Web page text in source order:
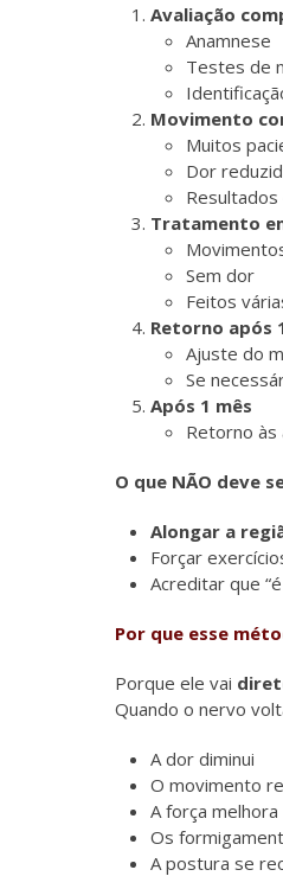
Avaliação
Anamnese
Testes de
Movimento
Muitos
Dor
Tratamento
Sem dor
Feitos
Retorno após
Ajuste do
Se
Após 1 mês
Retorno às
O que NÃO deve
Alongar a
Forçar
Acreditar que
Por que esse
Porque ele vai
Quando o nervo
A dor diminui
O movimento
A força melhora
Os
A postura se